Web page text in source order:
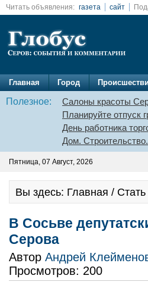
Читать объявления: газета сайт
Главная Город
Полезное: Салоны красоты
Планируйте отпуск
День работника
Дом.
Пятница, 07 Август, 2026
Вы здесь: Главная /
В Сосьве
Серова
Автор Андрей
Просмотров: 200